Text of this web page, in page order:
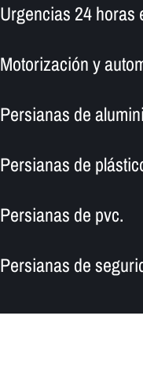
Urgencias 24 horas
Motorización y
Persianas de
Persianas de
Persianas de pvc.
Persianas de